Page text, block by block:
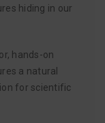
hiding in our
hands-on
a natural
for scientific